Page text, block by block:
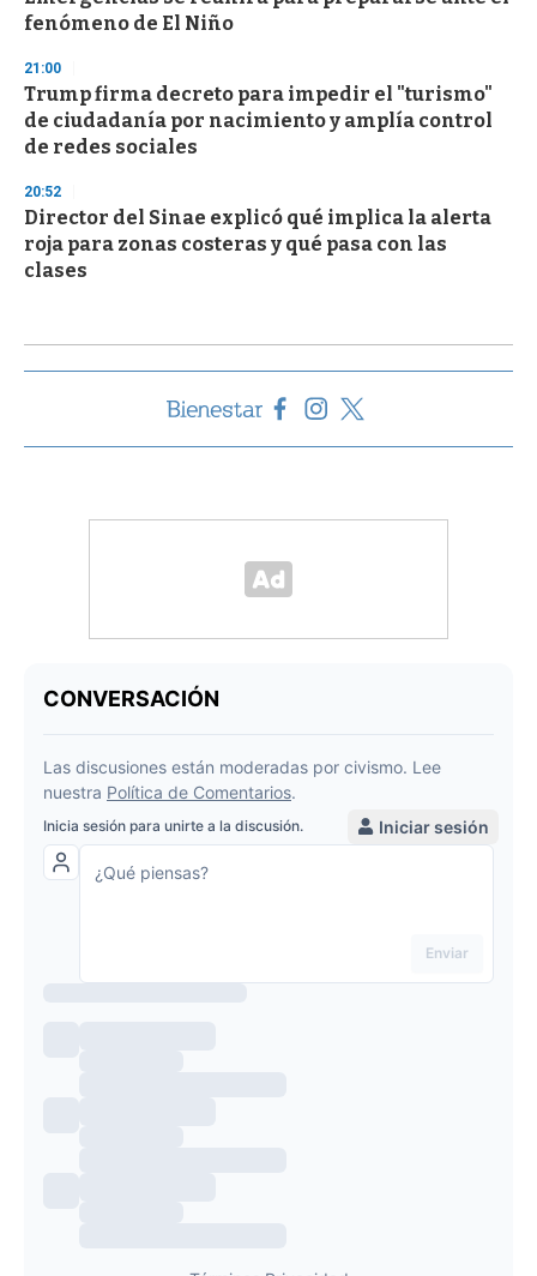
fenómeno de El Niño
21:00
Trump firma decreto para impedir el "turismo"
de ciudadanía por nacimiento y amplía control
de redes sociales
20:52
Director del Sinae explicó qué implica la alerta
roja para zonas costeras y qué pasa con las
clases